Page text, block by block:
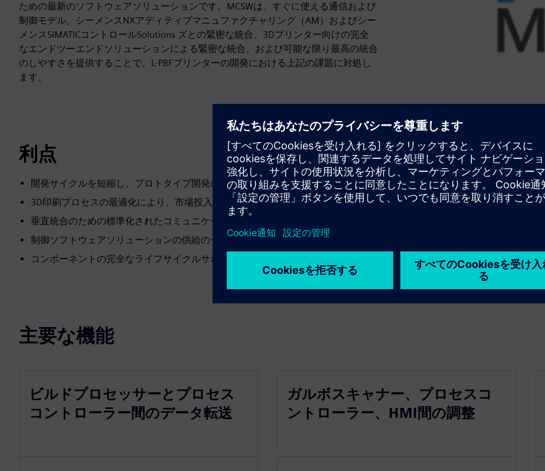
ための最新のソフトウェアソリューションです。MCSWは、すぐに使える通信および
制御モデル、シーメンスNXアディティブマニュファクチャリング（AM）およびシー
メンスSIMATICコントロールSolutions ズとの緊密な統合、3Dプリンター向けの完全
なエンドツーエンドソリューションによる緊密な統合、および可能な限り最高の統合
のしやすさを提供することで、L-PBFプリンターの開発における上記の課題に対処し
ます。
利点
開発サイクルを短縮し、プロトタイプ開発の労力を最小限に抑えます
3D印刷プロセスの最適化により、市場投入までの時間を短縮し、早期に開始できます
垂直統合のための標準化されたコミュニケーション
制御ソフトウェアソリューションの供給の一元化
コンポーネントの完全なライフサイクルサポート
主要な機能
ビルドプロセッサーとプロセス
コントローラー間のデータ転送
ガルボスキャナー、プロセスコ
ントローラー、HMI間の調整